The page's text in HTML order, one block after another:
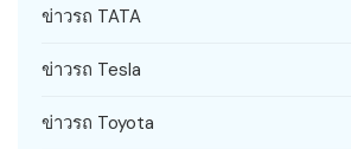
ข่าวรถ TATA
ข่าวรถ Tesla
ข่าวรถ Toyota